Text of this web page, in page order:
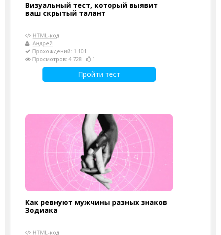
Визуальный тест, который выявит
ваш скрытый талант
HTML-код
Андрей
Прохождений: 1 101
Просмотров: 4 728
1
Пройти тест
Как ревнуют мужчины разных знаков
Зодиака
HTML-код